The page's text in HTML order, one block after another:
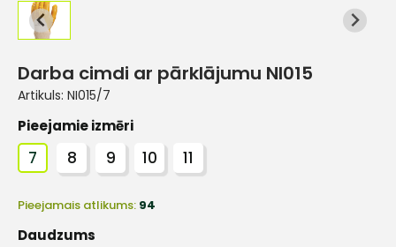
Darba cimdi ar pārklājumu NI015
Artikuls: NI015/7
Pieejamie izmēri
7 8 9 10 11
Pieejamais atlikums: 94
Daudzums